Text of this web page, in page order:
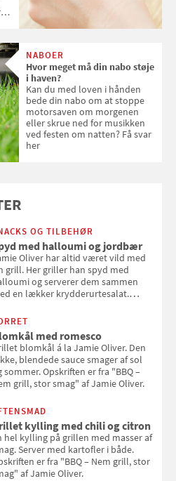
NABOER
Hvor meget må din nabo støje
i haven?
Kan du med loven i hånden
bede din nabo om at stoppe
motorsaven om morgenen
eller skrue ned for musikken
ved festen om natten? Få svar
her
OG TILBEHØR
med halloumi og jordbær
Oliver har altid været vild med
grill. Her griller han spyd med
og serverer dem sammen
en lækker krydderurtesalat.
af Jamie Oliver.
med romesco
blomkål á la Jamie Oliver. Den
blendede sauce smager af sol
sommer. Opskriften er fra "BBQ –
grill, stor smag" af Jamie Oliver.
kylling med chili og citron
hel kylling på grillen med masser af
Server med kartofler i både.
er fra "BBQ – Nem grill, stor
af Jamie Oliver.